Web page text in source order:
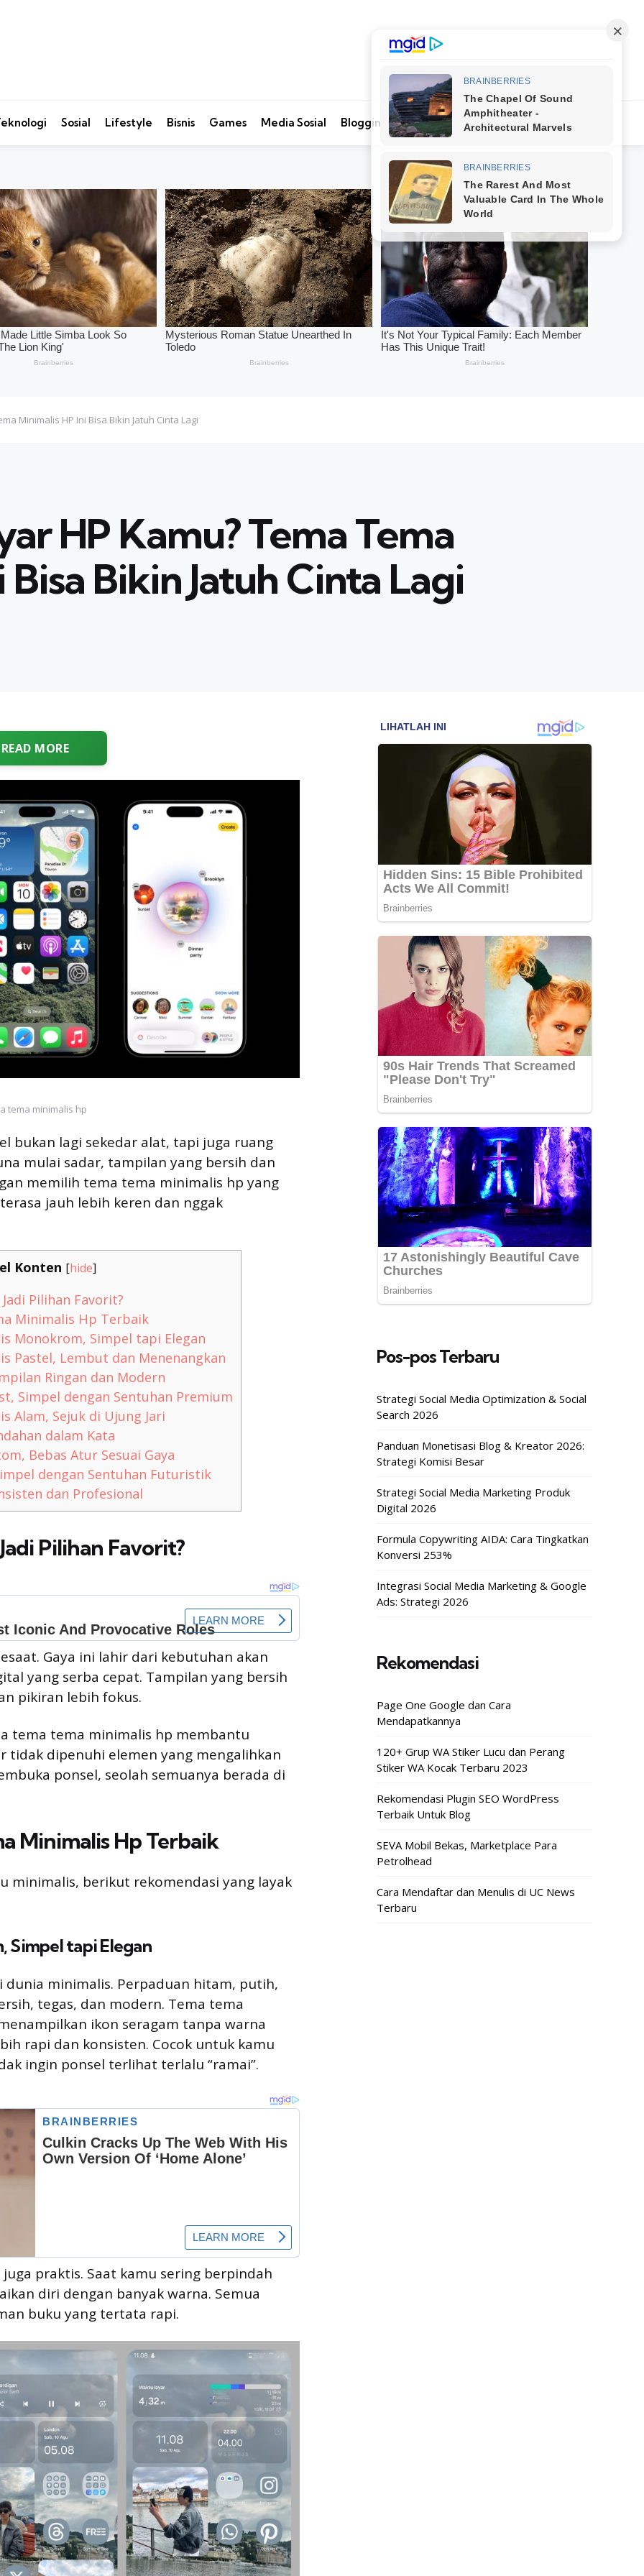
Sosial Lifestyle Bisnis Games Media Sosial Blogging SearchKontak Kami
Minimalis HP Ini Bisa Bikin Jatuh Cinta Lagi
HP Kamu? Tema Tema
Bikin Jatuh Cinta Lagi
READ MORE
tema minimalis hp
bukan lagi sekedar alat, tapi juga ruang
mulai sadar, tampilan yang bersih dan
memilih tema tema minimalis hp yang
jauh lebih keren dan nggak
Konten [hide]
Pilihan Favorit?
Minimalis Hp Terbaik
Simpel tapi Elegan
Lembut dan Menenangkan
Ringan dan Modern
dengan Sentuhan Premium
Sejuk di Ujung Jari
dalam Kata
Bebas Atur Sesuai Gaya
dengan Sentuhan Futuristik
dan Profesional
Pilihan Favorit?
Gaya ini lahir dari kebutuhan akan
yang serba cepat. Tampilan yang bersih
pikiran lebih fokus.
tema tema minimalis hp membantu
tidak dipenuhi elemen yang mengalihkan
ponsel, seolah semuanya berada di
Minimalis Hp Terbaik
minimalis, berikut rekomendasi yang layak
Simpel tapi Elegan
minimalis. Perpaduan hitam, putih,
tegas, dan modern. Tema tema
ikon seragam tanpa warna
rapi dan konsisten. Cocok untuk kamu
ingin ponsel terlihat terlalu “ramai”.
praktis. Saat kamu sering berpindah
diri dengan banyak warna. Semua
buku yang tertata rapi.
Pos-pos Terbaru
Strategi Social Media Optimization & Social
Search 2026
Panduan Monetisasi Blog & Kreator 2026:
Strategi Komisi Besar
Strategi Social Media Marketing Produk
Digital 2026
Formula Copywriting AIDA: Cara Tingkatkan
Konversi 253%
Integrasi Social Media Marketing & Google
Ads: Strategi 2026
Rekomendasi
Page One Google dan Cara
Mendapatkannya
120+ Grup WA Stiker Lucu dan Perang
Stiker WA Kocak Terbaru 2023
Rekomendasi Plugin SEO WordPress
Terbaik Untuk Blog
SEVA Mobil Bekas, Marketplace Para
Petrolhead
Cara Mendaftar dan Menulis di UC News
Terbaru